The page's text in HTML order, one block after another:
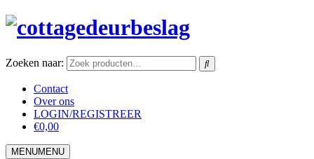
Zoeken naar:
Contact
Over ons
LOGIN/REGISTREER
€0,00
MENUMENU